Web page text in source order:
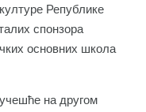
Републике
спонзора
основних школа
на другом